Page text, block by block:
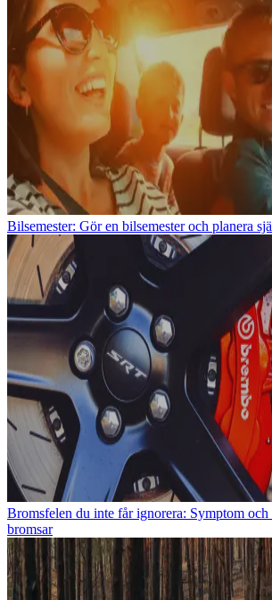
Bilsemester: Gör en bilsemester och planera
Bromsfelen du inte får ignorera: Symptom och
bromsar